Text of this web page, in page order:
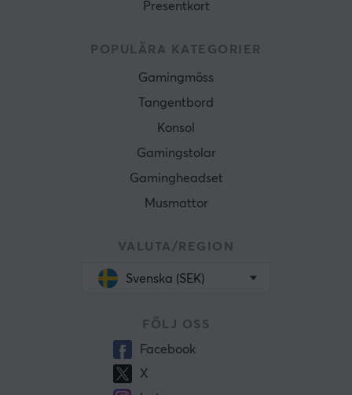
Presentkort
POPULÄRA KATEGORIER
Gamingmöss
Tangentbord
Konsol
Gamingstolar
Gamingheadset
Musmattor
VALUTA/REGION
Svenska (SEK)
FÖLJ OSS
Facebook
X